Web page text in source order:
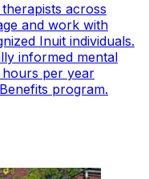
across
and work with
Inuit individuals.
informed mental
per year
program.